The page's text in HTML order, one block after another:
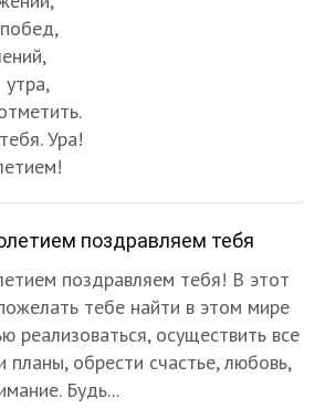
утра,
Ура!
поздравляем тебя
поздравляем тебя! В этот
тебе найти в этом мире
реализоваться, осуществить все
планы, обрести счастье, любовь,
Будь...